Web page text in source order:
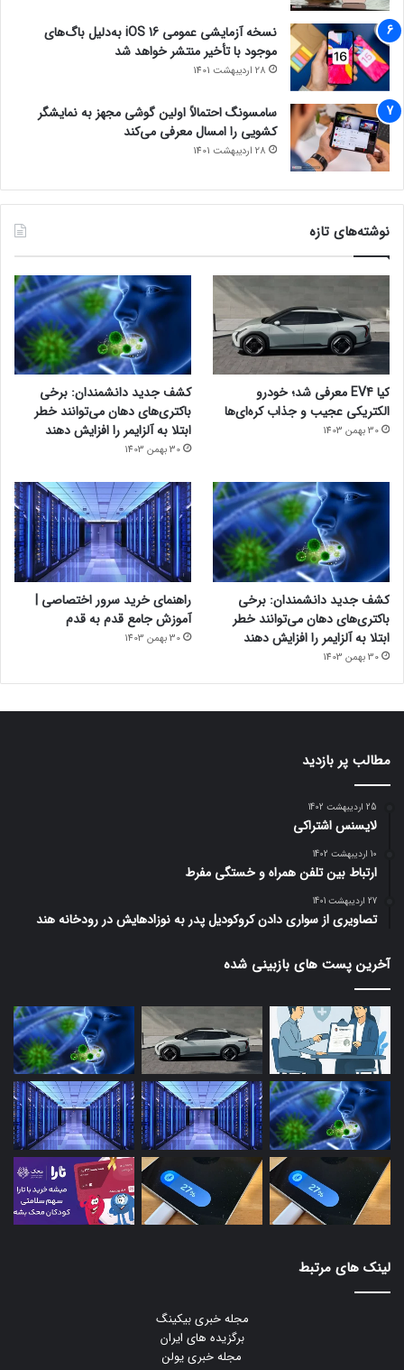
نسخه آزمایشی عمومی iOS 16 به‌دلیل باگ‌های
موجود با تأخیر منتشر خواهد شد
28 اردیبهشت 1401
سامسونگ احتمالاً اولین گوشی مجهز به نمایشگر
کشویی را امسال معرفی می‌کند
28 اردیبهشت 1401
نوشته‌های تازه
کیا EV4 معرفی شد؛ خودرو
الکتریکی عجیب و جذاب کره‌ای‌ها
30 بهمن 1403
کشف جدید دانشمندان: برخی
باکتری‌های دهان می‌توانند خطر
ابتلا به آلزایمر را افزایش دهند
30 بهمن 1403
کشف جدید دانشمندان: برخی
باکتری‌های دهان می‌توانند خطر
ابتلا به آلزایمر را افزایش دهند
30 بهمن 1403
راهنمای خرید سرور اختصاصی |
آموزش جامع قدم به قدم
30 بهمن 1403
مطالب پر بازدید
25 اردیبهشت 1402
لایسنس اشتراکی
10 اردیبهشت 1402
ارتباط بین تلفن همراه و خستگی مفرط
27 اردیبهشت 1401
تصاویری از سواری دادن کروکودیل پدر به نوزادهایش در رودخانه هند
آخرین پست های بازبینی شده
لینک های مرتبط
مجله خبری بیکینگ
برگزیده های ایران
مجله خبری یولن